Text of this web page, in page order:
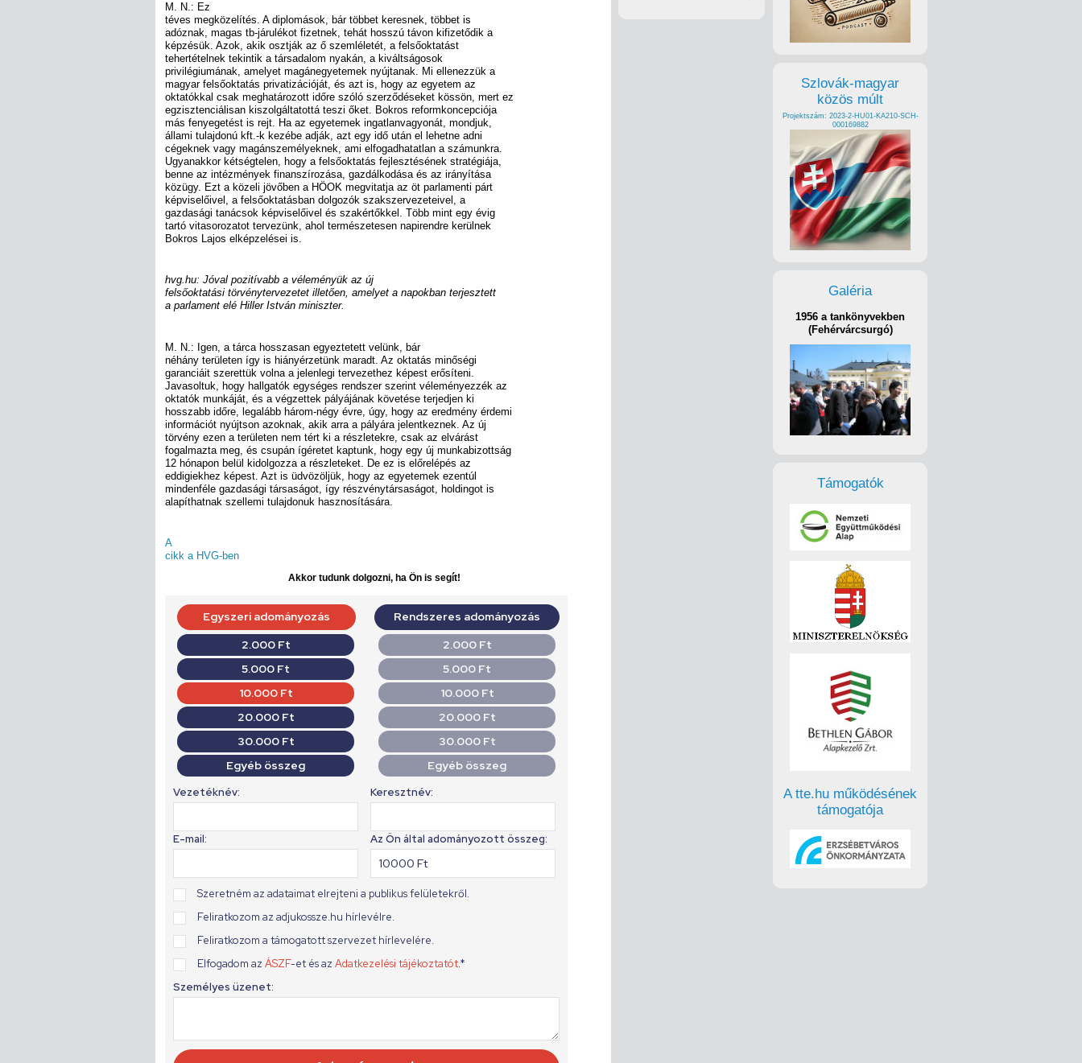
M. N.: Ez
téves megközelítés. A diplomások, bár többet keresnek, többet is
adóznak, magas tb-járulékot fizetnek, tehát hosszú távon kifizetődik a
képzésük. Azok, akik osztják az ő szemléletét, a felsőoktatást
tehertételnek tekintik a társadalom nyakán, a kiváltságosok
privilégiumának, amelyet magánegyetemek nyújtanak. Mi ellenezzük a
magyar felsőoktatás privatizációját, és azt is, hogy az egyetem az
oktatókkal csak meghatározott időre szóló szerződéseket kössön, mert ez
egzisztenciálisan kiszolgáltatottá teszi őket. Bokros reformkoncepciója
más fenyegetést is rejt. Ha az egyetemek ingatlanvagyonát, mondjuk,
állami tulajdonú kft.-k kezébe adják, azt egy idő után el lehetne adni
cégeknek vagy magánszemélyeknek, ami elfogadhatatlan a számunkra.
Ugyanakkor kétségtelen, hogy a felsőoktatás fejlesztésének stratégiája,
benne az intézmények finanszírozása, gazdálkodása és az irányítása
közügy. Ezt a közeli jövőben a HÖOK megvitatja az öt parlamenti párt
képviselőivel, a felsőoktatásban dolgozók szakszervezeteivel, a
gazdasági tanácsok képviselőivel és szakértőkkel. Több mint egy évig
tartó vitasorozatot tervezünk, ahol természetesen napirendre kerülnek
Bokros Lajos elképzelései is.
hvg.hu: Jóval pozitívabb a véleményük az új
felsőoktatási törvénytervezetet illetően, amelyet a napokban terjesztett
a parlament elé Hiller István miniszter.
M. N.: Igen, a tárca hosszasan egyeztetett velünk, bár
néhány területen így is hiányérzetünk maradt. Az oktatás minőségi
garanciáit szerettük volna a jelenlegi tervezethez képest erősíteni.
Javasoltuk, hogy hallgatók egységes rendszer szerint véleményezzék az
oktatók munkáját, és a végzettek pályájának követése terjedjen ki
hosszabb időre, legalább három-négy évre, úgy, hogy az eredmény érdemi
információt nyújtson azoknak, akik arra a pályára jelentkeznek. Az új
törvény ezen a területen nem tért ki a részletekre, csak az elvárást
fogalmazta meg, és csupán ígéretet kaptunk, hogy egy új munkabizottság
12 hónapon belül kidolgozza a részleteket. De ez is előrelépés az
eddigiekhez képest. Azt is üdvözöljük, hogy az egyetemek ezentúl
mindenféle gazdasági társaságot, így részvénytársaságot, holdingot is
alapíthatnak szellemi tulajdonuk hasznosítására.
A
cikk a HVG-ben
Akkor tudunk dolgozni, ha Ön is segít!
Szlovák-magyar
közös múlt
Projektszám: 2023-2-HU01-KA210-SCH-
000169882
Galéria
1956 a tankönyvekben
(Fehérvárcsurgó)
Támogatók
A tte.hu működésének
támogatója